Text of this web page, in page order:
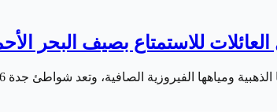
وتعد شواطئ جدة 2026 وجهة مثالية للعائلات الباحثة عن الاستجمام والمرح خلال…